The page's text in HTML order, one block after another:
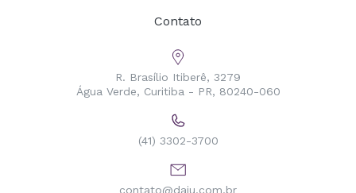
Contato
R. Brasílio Itiberê, 3279
Água Verde, Curitiba - PR, 80240-060
(41) 3302-3700
contato@daju.com.br